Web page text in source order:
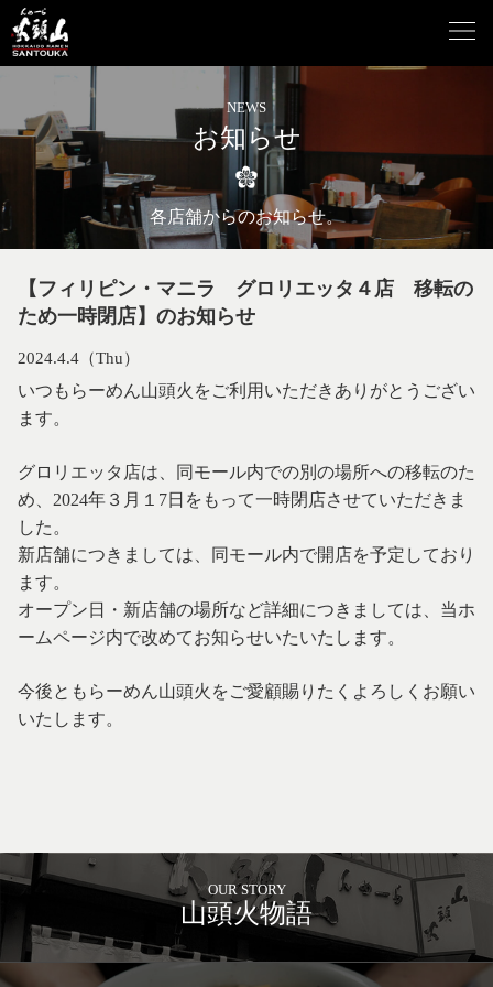
NEWS
お知らせ
各店舗からのお知らせ。
【フィリピン・マニラ グロリエッタ４店 移転の
ため一時閉店】のお知らせ
2024.4.4（Thu）
いつもらーめん山頭火をご利用いただきありがとうござい
ます。
グロリエッタ店は、同モール内での別の場所への移転のた
め、2024年３月１7日をもって一時閉店させていただきま
した。
新店舗につきましては、同モール内で開店を予定しており
ます。
オープン日・新店舗の場所など詳細につきましては、当ホ
ームページ内で改めてお知らせいたいたします。
今後ともらーめん山頭火をご愛顧賜りたくよろしくお願い
いたします。
OUR STORY
山頭火物語